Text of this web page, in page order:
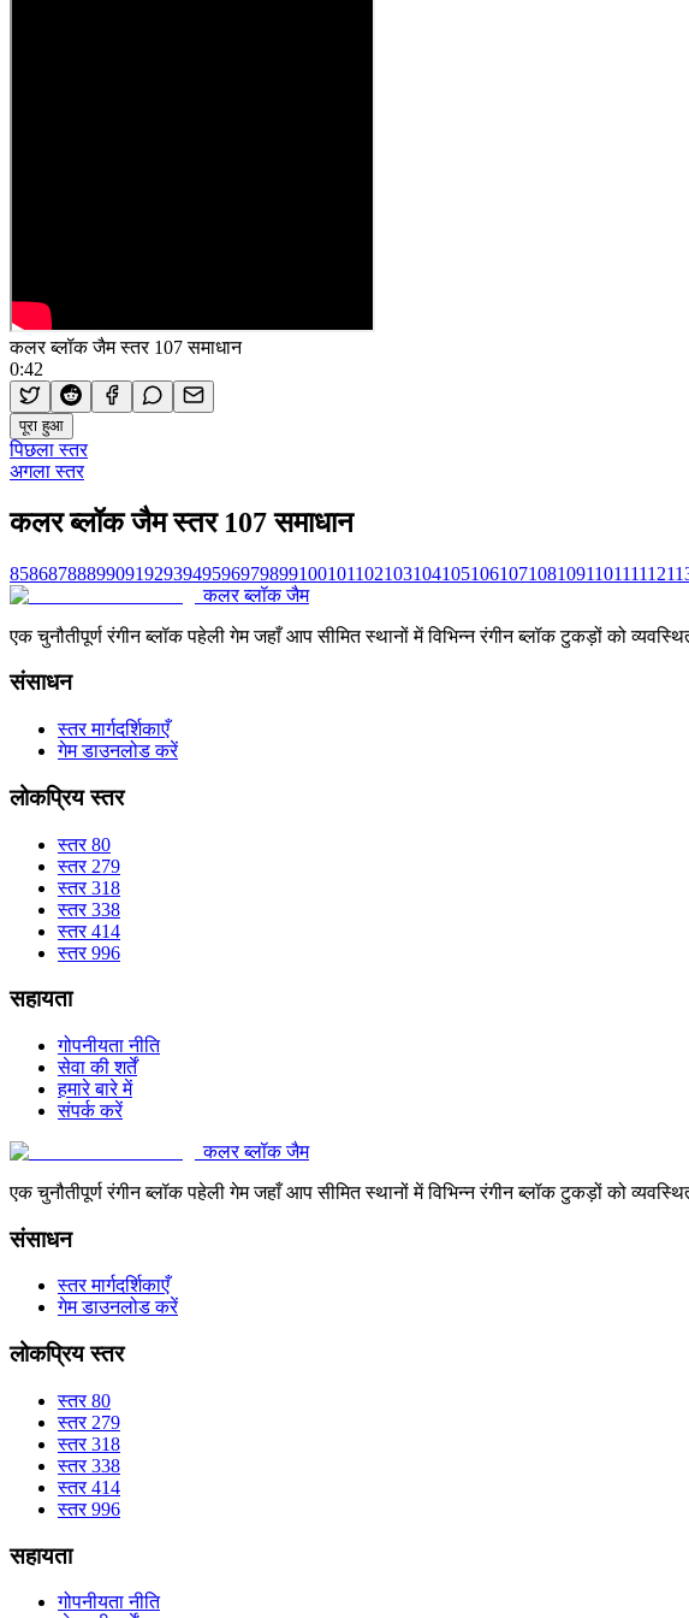
कलर ब्लॉक जैम स्तर 107 समाधान
0:42
पूरा हुआ
पिछला स्तर
अगला स्तर
कलर ब्लॉक जैम स्तर 107 समाधान
858687888990919293949596979899100101102103104105106107108109110111112
कलर ब्लॉक जैम
एक चुनौतीपूर्ण रंगीन ब्लॉक पहेली गेम जहाँ आप सीमित स्थानों में विभिन्न रंगीन ब्लॉक टुकड़ों को
संसाधन
स्तर मार्गदर्शिकाएँ
गेम डाउनलोड करें
लोकप्रिय स्तर
स्तर 80
स्तर 279
स्तर 318
स्तर 338
स्तर 414
स्तर 996
सहायता
गोपनीयता नीति
सेवा की शर्तें
हमारे बारे में
संपर्क करें
कलर ब्लॉक जैम
एक चुनौतीपूर्ण रंगीन ब्लॉक पहेली गेम जहाँ आप सीमित स्थानों में विभिन्न रंगीन ब्लॉक टुकड़ों को
संसाधन
स्तर मार्गदर्शिकाएँ
गेम डाउनलोड करें
लोकप्रिय स्तर
स्तर 80
स्तर 279
स्तर 318
स्तर 338
स्तर 414
स्तर 996
सहायता
गोपनीयता नीति